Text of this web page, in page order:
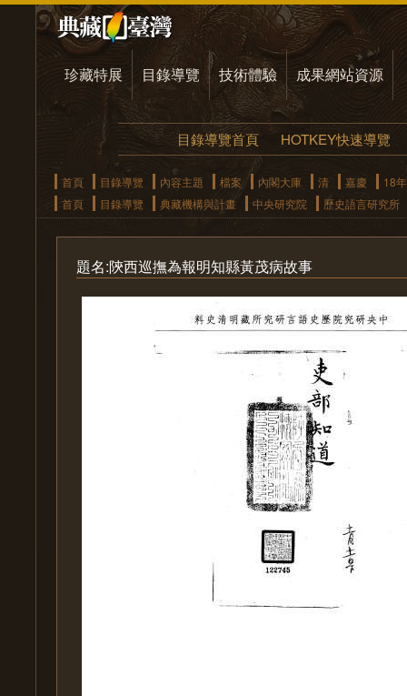
珍藏特展 目錄導覽 技術體驗 成果網站資源
目錄導覽首頁 HOTKEY快速導覽
首頁 目錄導覽 內容主題 檔案 內閣大庫 清 嘉慶
18年
首頁
目錄導覽 典藏機構與計畫 中央研究院 歷史語言研究所
題名:陝西巡撫為報明知縣黃茂病故事